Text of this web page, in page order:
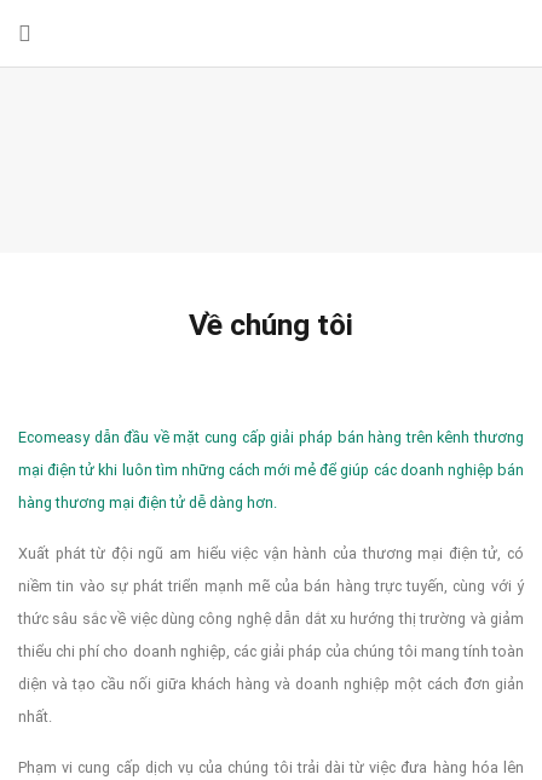
Về chúng tôi
Ecomeasy dẫn đầu về mặt cung cấp giải pháp bán hàng trên kênh thương
mại điện tử khi luôn tìm những cách mới mẻ để giúp các doanh nghiệp bán
hàng thương mại điện tử dễ dàng hơn.
Xuất phát từ đội ngũ am hiểu việc vận hành của thương mại điện tử, có
niềm tin vào sự phát triển mạnh mẽ của bán hàng trực tuyến, cùng với ý
thức sâu sắc về việc dùng công nghệ dẫn dắt xu hướng thị trường và giảm
thiểu chi phí cho doanh nghiệp, các giải pháp của chúng tôi mang tính toàn
diện và tạo cầu nối giữa khách hàng và doanh nghiệp một cách đơn giản
nhất.
Phạm vi cung cấp dịch vụ của chúng tôi trải dài từ việc đưa hàng hóa lên